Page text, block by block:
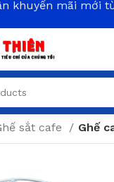
sắt cafe Ghế
khuyến mãi mới